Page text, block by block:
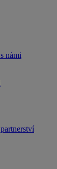
námi